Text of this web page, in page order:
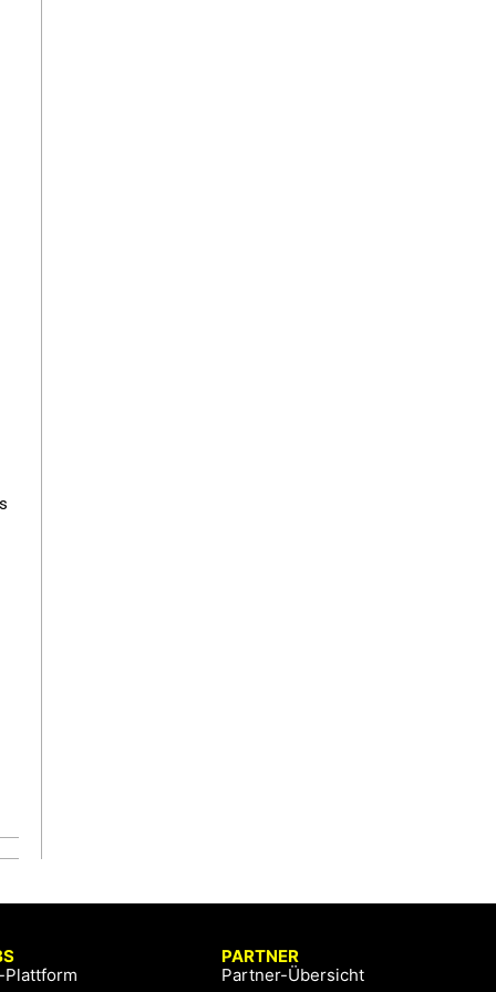
PARTNER
Partner-Übersicht